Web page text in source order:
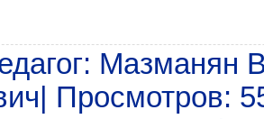
Мазманян
Просмотров: